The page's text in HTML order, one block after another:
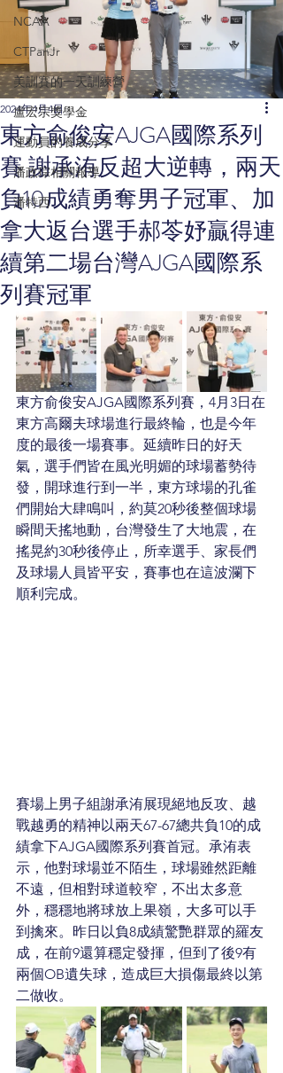
NCAA
CTPanJr
美訓賽的一天訓練營
盧宏宗獎學金
運動員的養成分享
潘政琮相關報導
潘特西
東方俞俊安AJGA國際系列
賽 謝承洧反超大逆轉，兩天
負10成績勇奪男子冠軍、加
拿大返台選手郝苓妤贏得連
續第二場台灣AJGA國際系
列賽冠軍
2024年4月4日
東方俞俊安AJGA國際系列賽，4月3日在
東方高爾夫球場進行最終輪，也是今年
度的最後一場賽事。延續昨日的好天
氣，選手們皆在風光明媚的球場蓄勢待
發，開球進行到一半，東方球場的孔雀
們開始大肆鳴叫，約莫20秒後整個球場
瞬間天搖地動，台灣發生了大地震，在
搖晃約30秒後停止，所幸選手、家長們
及球場人員皆平安，賽事也在這波瀾下
順利完成。
賽場上男子組謝承洧展現絕地反攻、越
戰越勇的精神以兩天67-67總共負10的成
績拿下AJGA國際系列賽首冠。承洧表
示，他對球場並不陌生，球場雖然距離
不遠，但相對球道較窄，不出太多意
外，穩穩地將球放上果嶺，大多可以手
到擒來。昨日以負8成績驚艷群眾的羅友
成，在前9還算穩定發揮，但到了後9有
兩個OB遺失球，造成巨大損傷最終以第
二做收。